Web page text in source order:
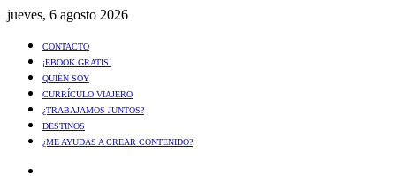
jueves, 6 agosto 2026
CONTACTO
¡EBOOK GRATIS!
QUIÉN SOY
CURRÍCULO VIAJERO
¿TRABAJAMOS JUNTOS?
DESTINOS
¿ME AYUDAS A CREAR CONTENIDO?